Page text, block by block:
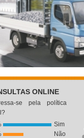
ONLINE
se pela política
Sim
Não